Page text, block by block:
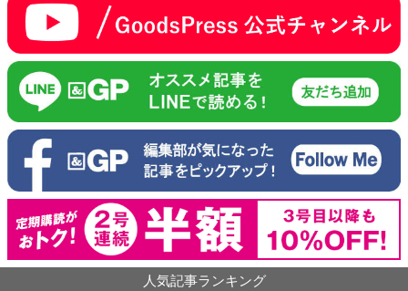
人気記事ランキング